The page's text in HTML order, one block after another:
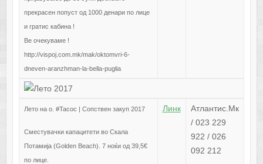
прекрасен попуст од 1000 денари по лице
и гратис кабина !
Ве очекуваме !
http://vispoj.com.mk/mak/oktomvri-6-
dneven-aranzhman-la-bella-puglia
Лето на о. #Тасос | Сопствен закуп 2017
Сместувачки капацитети во Скала
Потамија (Golden Beach). 7 ноќи од 39,5€
по лице.
Линк
Атлантис.Мк
/ 023 229
922 / 026
092 212